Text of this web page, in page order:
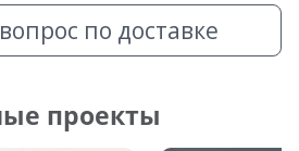
по доставке
проекты